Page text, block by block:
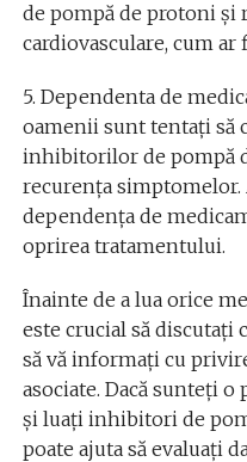
de pompă de protoni și
cardiovasculare, cum ar
5. Dependenta de
oamenii sunt tentați să
inhibitorilor de pompă
recurența simptomelor.
dependența de
oprirea tratamentului.
Înainte de a lua orice
este crucial să discutați
să vă informați cu
asociate. Dacă sunteți o
și luați inhibitori de
poate ajuta să evaluați